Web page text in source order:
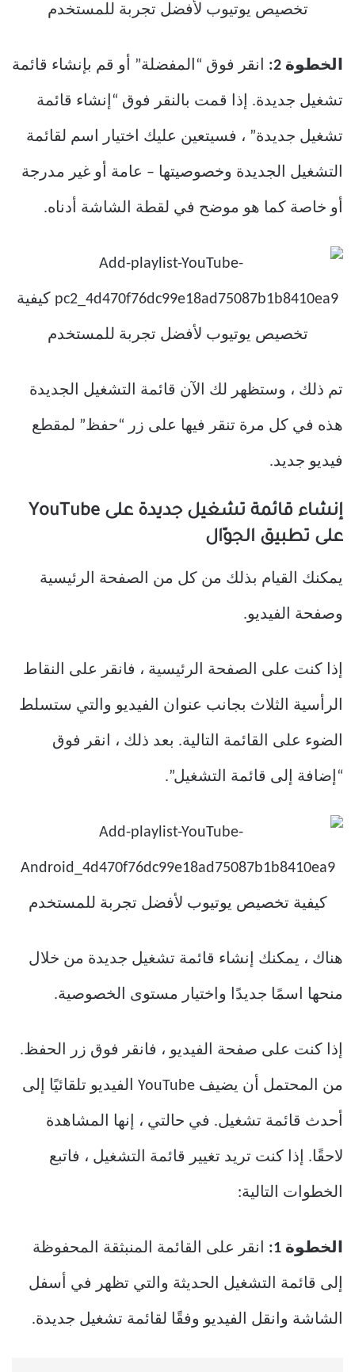
الخطوة 2: انقر فوق “المفضلة” أو قم بإنشاء قائمة
تشغيل جديدة. إذا قمت بالنقر فوق “إنشاء قائمة
تشغيل جديدة” ، فسيتعين عليك اختيار اسم لقائمة
التشغيل الجديدة وخصوصيتها – عامة أو غير مدرجة
أو خاصة كما هو موضح في لقطة الشاشة أدناه.
تم ذلك ، وستظهر لك الآن قائمة التشغيل الجديدة
هذه في كل مرة تنقر فيها على زر “حفظ” لمقطع
فيديو جديد.
إنشاء قائمة تشغيل جديدة على YouTube
على تطبيق الجوّال
يمكنك القيام بذلك من كل من الصفحة الرئيسية
وصفحة الفيديو.
إذا كنت على الصفحة الرئيسية ، فانقر على النقاط
الرأسية الثلاث بجانب عنوان الفيديو والتي ستسلط
الضوء على القائمة التالية. بعد ذلك ، انقر فوق
“إضافة إلى قائمة التشغيل”.
هناك ، يمكنك إنشاء قائمة تشغيل جديدة من خلال
منحها اسمًا جديدًا واختيار مستوى الخصوصية.
إذا كنت على صفحة الفيديو ، فانقر فوق زر الحفظ.
من المحتمل أن يضيف YouTube الفيديو تلقائيًا إلى
أحدث قائمة تشغيل. في حالتي ، إنها المشاهدة
لاحقًا. إذا كنت تريد تغيير قائمة التشغيل ، فاتبع
الخطوات التالية:
الخطوة 1: انقر على القائمة المنبثقة المحفوظة
إلى قائمة التشغيل الحديثة والتي تظهر في أسفل
الشاشة وانقل الفيديو وفقًا لقائمة تشغيل جديدة.